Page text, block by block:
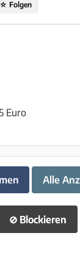
☆ Folgen
Euro
Alle
⊘ Blockieren